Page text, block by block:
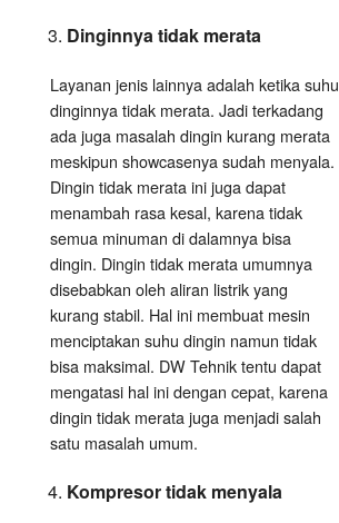
Dinginnya tidak merata
Layanan jenis lainnya adalah ketika suhu
dinginnya tidak merata. Jadi terkadang
ada juga masalah dingin kurang merata
meskipun showcasenya sudah menyala.
Dingin tidak merata ini juga dapat
menambah rasa kesal, karena tidak
semua minuman di dalamnya bisa
dingin. Dingin tidak merata umumnya
disebabkan oleh aliran listrik yang
kurang stabil. Hal ini membuat mesin
menciptakan suhu dingin namun tidak
bisa maksimal. DW Tehnik tentu dapat
mengatasi hal ini dengan cepat, karena
dingin tidak merata juga menjadi salah
satu masalah umum.
Kompresor tidak menyala